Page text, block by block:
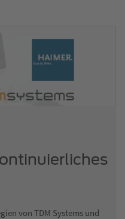
weltweit
von TDM Systems und